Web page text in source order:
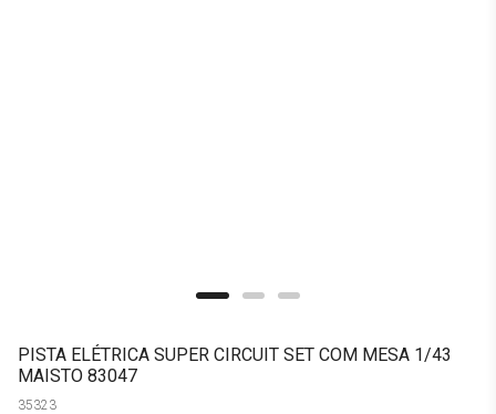
PISTA ELÉTRICA SUPER CIRCUIT SET COM MESA 1/43
MAISTO 83047
35323